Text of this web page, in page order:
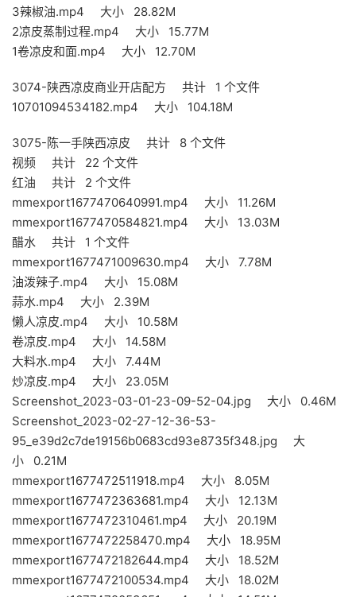
3辣椒油.mp4 大小 28.82M
2凉皮蒸制过程.mp4 大小 15.77M
1卷凉皮和面.mp4 大小 12.70M
3074-陕西凉皮商业开店配方 共计 1 个文件
10701094534182.mp4 大小 104.18M
3075-陈一手陕西凉皮 共计 8 个文件
视频 共计 22 个文件
红油 共计 2 个文件
mmexport1677470640991.mp4 大小 11.26M
mmexport1677470584821.mp4 大小 13.03M
醋水 共计 1 个文件
mmexport1677471009630.mp4 大小 7.78M
油泼辣子.mp4 大小 15.08M
蒜水.mp4 大小 2.39M
懒人凉皮.mp4 大小 10.58M
卷凉皮.mp4 大小 14.58M
大料水.mp4 大小 7.44M
炒凉皮.mp4 大小 23.05M
Screenshot_2023-03-01-23-09-52-04.jpg 大小 0.46M
Screenshot_2023-02-27-12-36-53-
95_e39d2c7de19156b0683cd93e8735f348.jpg 大
小 0.21M
mmexport1677472511918.mp4 大小 8.05M
mmexport1677472363681.mp4 大小 12.13M
mmexport1677472310461.mp4 大小 20.19M
mmexport1677472258470.mp4 大小 18.95M
mmexport1677472182644.mp4 大小 18.52M
mmexport1677472100534.mp4 大小 18.02M